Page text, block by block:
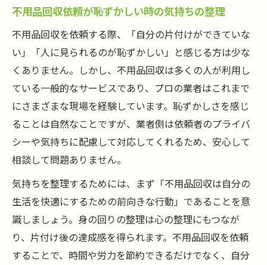
不用品回収依頼が恥ずかしい時の気持ちの整理
不用品回収を依頼する際、「自分の片付けができていな
い」「人に見られるのが恥ずかしい」と感じる方は少な
くありません。しかし、不用品回収は多くの人が利用し
ている一般的なサービスであり、プロの業者はこれまで
にさまざまな現場を経験しています。恥ずかしさを感じ
ることは自然なことですが、業者側は依頼者のプライバ
シーや気持ちに配慮して対応してくれるため、安心して
相談して問題ありません。
気持ちを整理するためには、まず「不用品回収は自分の
生活を快適にするための前向きな行動」であることを意
識しましょう。身の回りの整理は心の整理にもつなが
り、片付け後の達成感を得られます。不用品回収を依頼
することで、時間や労力を節約できるだけでなく、自分